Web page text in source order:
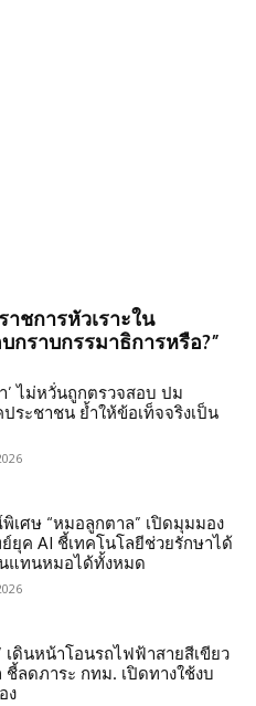
ชการหัวเราะใน
กราบกรรมาธิการหรือ?”
’ ไม่หวั่นถูกตรวจสอบ ปม
ระชาชน ย้ำให้ข้อเท็จจริงเป็น
เศษ “หมอลูกตาล” เปิดมุมมอง
ยุค AI ชี้เทคโนโลยีช่วยรักษาได้
แทนหมอได้ทั้งหมด
เดินหน้าโอนรถไฟฟ้าสายสีเขียว
ชี้ลดภาระ กทม. เปิดทางใช้งบ
ง